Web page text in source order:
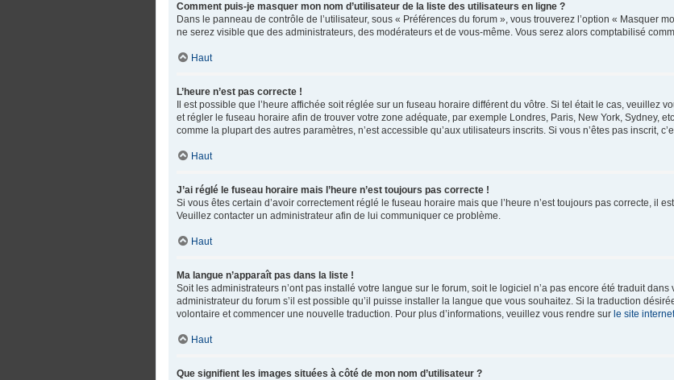
Comment puis-je masquer mon nom d’utilisateur de la liste des utilisateurs en ligne ?
Dans le panneau de contrôle de l’utilisateur, sous « Préférences du forum », vous trouverez l’option « Masquer
ne serez visible que des administrateurs, des modérateurs et de vous-même. Vous serez alors comptabilisé
Haut
L’heure n’est pas correcte !
Il est possible que l’heure affichée soit réglée sur un fuseau horaire différent du vôtre. Si tel était le cas, veuillez
et régler le fuseau horaire afin de trouver votre zone adéquate, par exemple Londres, Paris, New York, Sydney,
comme la plupart des autres paramètres, n’est accessible qu’aux utilisateurs inscrits. Si vous n’êtes pas inscrit,
Haut
J’ai réglé le fuseau horaire mais l’heure n’est toujours pas correcte !
Si vous êtes certain d’avoir correctement réglé le fuseau horaire mais que l’heure n’est toujours pas correcte, il
Veuillez contacter un administrateur afin de lui communiquer ce problème.
Haut
Ma langue n’apparaît pas dans la liste !
Soit les administrateurs n’ont pas installé votre langue sur le forum, soit le logiciel n’a pas encore été traduit
administrateur du forum s’il est possible qu’il puisse installer la langue que vous souhaitez. Si la traduction
volontaire et commencer une nouvelle traduction. Pour plus d’informations, veuillez vous rendre sur le site
Haut
Que signifient les images situées à côté de mon nom d’utilisateur ?